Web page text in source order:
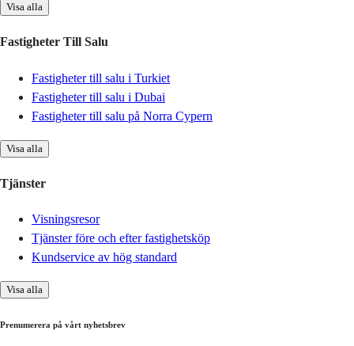
Visa alla
Fastigheter Till Salu
Fastigheter till salu i Turkiet
Fastigheter till salu i Dubai
Fastigheter till salu på Norra Cypern
Visa alla
Tjänster
Visningsresor
Tjänster före och efter fastighetsköp
Kundservice av hög standard
Visa alla
Prenumerera på vårt nyhetsbrev